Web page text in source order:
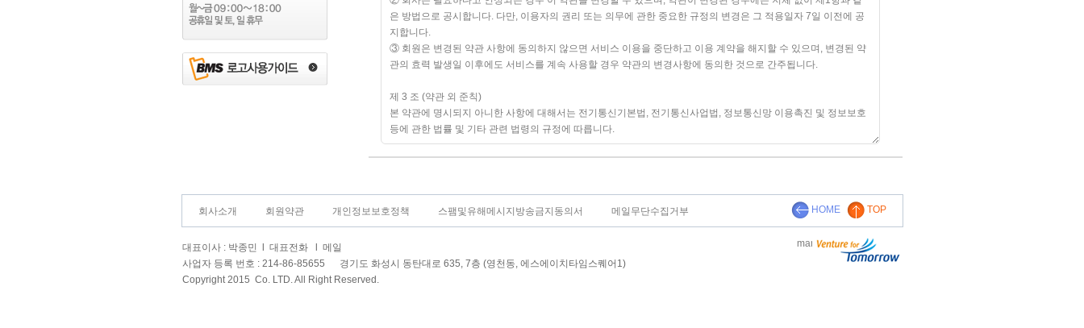
회사소개 회원약관 개인정보보호정책 스팸및유해메시지방송금지동의서 메일무단수집거부 HOME TOP
대표이사 : 박종민 l 대표전화 070-4700-0045
l 메일
manager@wowbiz.co.kr
사업자 등록 번호 : 214-86-85655 경기도 화성시 동탄대로 635, 7층 (영천동, 에스에이치타임스퀘어1)
Copyright 2015
와우비즈(주)
Co. LTD. All Right Reserved.